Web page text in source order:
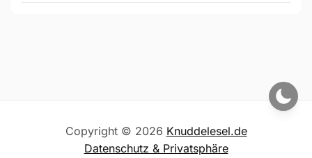
Copyright © 2026 Knuddelesel.de
Datenschutz & Privatsphäre